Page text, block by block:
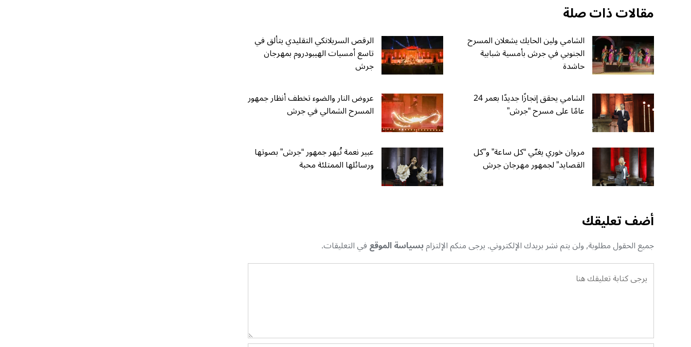
مقالات ذات صلة
الشامي ولين الحايك يشعلان المسرح
الجنوبي في جرش بأمسية شبابية
حاشدة
الرقص السريلانكي التقليدي يتألق في
تاسع أمسيات الهيبودروم بمهرجان
جرش
الشامي يحقق إنجازًا جديدًا بعمر 24
عامًا على مسرح “جرش”
عروض النار والضوء تخطف أنظار جمهور
المسرح الشمالي في جرش
مروان خوري يغنّي “كل ساعة” و”كل
القصايد” لجمهور مهرجان جرش
عبير نعمة تُبهر جمهور “جرش” بصوتها
ورسائلها الممتلئة محبة
أضف تعليقك
جميع الحقول مطلوبة, ولن يتم نشر بريدك الإلكتروني. يرجى منكم الإلتزامبسياسة الموقعفي التعليقات.